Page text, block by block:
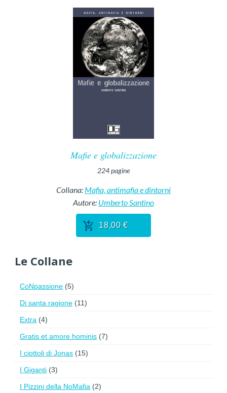
Mafie e globalizzazione
224pagine
Collana: Mafia, antimafia e dintorni
Autore: Umberto Santino
18,00 €
Le Collane
CoNpassione (5)
Di santa ragione (11)
Extra (4)
Gratis et amore hominis (7)
I ciottoli di Jonas (15)
I Giganti (3)
I Pizzini della NoMafia (2)